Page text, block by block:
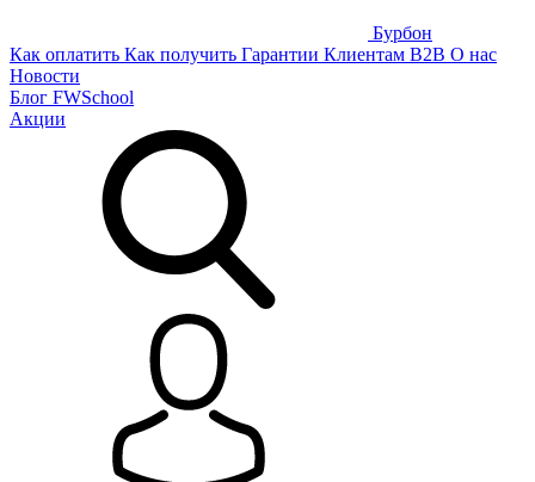
Бурбон
Как оплатить Как получить Гарантии Клиентам B2B О нас
Новости
Блог FWSchool
Акции